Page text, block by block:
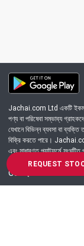
REQUEST
Jachai.com Ltd একটি ইকমার্স
পণ্য বা পরিষেবা সম্ভাব্য
যেখানে বিভিন্ন ব্যবসা বা
বিক্রি করতে পারে।
এবং সাধারণত প্ল্যাটফর্মে
Got Question? Call